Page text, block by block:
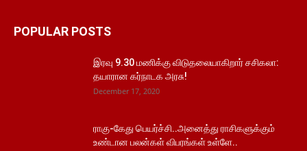
POPULAR POSTS
இரவு 9.30 மணிக்கு விடுதலையாகிறார் சசிகலா:
தயாரான கர்நாடக அரசு!
December 17, 2020
ராகு-கேது பெயர்ச்சி..அனைத்து ராசிகளுக்கும்
உண்டான பலன்கள் விபரங்கள் உள்ளே..